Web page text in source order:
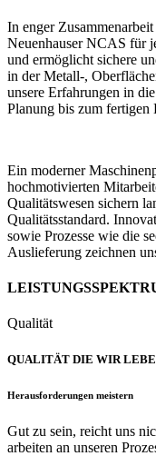
In enger
Neuenhauser NCAS für
und ermöglicht sichere
in der Metall-,
unsere Erfahrungen in
Planung bis zum
Ein moderner
hochmotivierten
Qualitätswesen sichern
Qualitätsstandard.
sowie Prozesse wie die
Auslieferung zeichnen
Qualität
QUALITÄT DIE WIR
Herausforderungen meistern
Gut zu sein, reicht uns
arbeiten an unseren